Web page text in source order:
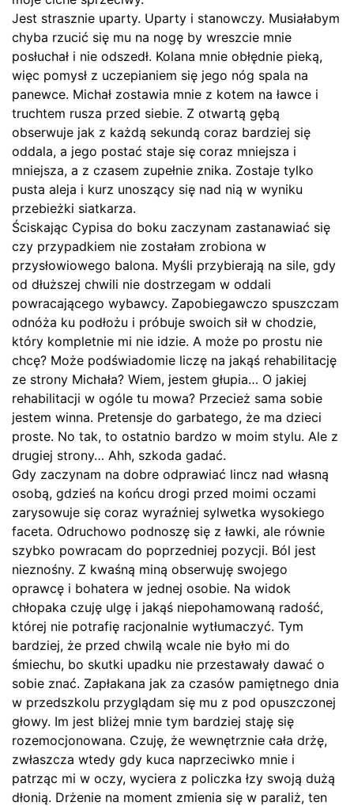
Jest strasznie uparty. Uparty i stanowczy. Musiałabym
chyba rzucić się mu na nogę by wreszcie mnie
posłuchał i nie odszedł. Kolana mnie obłędnie pieką,
więc pomysł z uczepianiem się jego nóg spala na
panewce. Michał zostawia mnie z kotem na ławce i
truchtem rusza przed siebie. Z otwartą gębą
obserwuje jak z każdą sekundą coraz bardziej się
oddala, a jego postać staje się coraz mniejsza i
mniejsza, a z czasem zupełnie znika. Zostaje tylko
pusta aleja i kurz unoszący się nad nią w wyniku
przebieżki siatkarza.
Ściskając Cypisa do boku zaczynam zastanawiać się
czy przypadkiem nie zostałam zrobiona w
przysłowiowego balona. Myśli przybierają na sile, gdy
od dłuższej chwili nie dostrzegam w oddali
powracającego wybawcy. Zapobiegawczo spuszczam
odnóża ku podłożu i próbuje swoich sił w chodzie,
który kompletnie mi nie idzie. A może po prostu nie
chcę? Może podświadomie liczę na jakąś rehabilitację
ze strony Michała? Wiem, jestem głupia… O jakiej
rehabilitacji w ogóle tu mowa? Przecież sama sobie
jestem winna. Pretensje do garbatego, że ma dzieci
proste. No tak, to ostatnio bardzo w moim stylu. Ale z
drugiej strony… Ahh, szkoda gadać.
Gdy zaczynam na dobre odprawiać lincz nad własną
osobą, gdzieś na końcu drogi przed moimi oczami
zarysowuje się coraz wyraźniej sylwetka wysokiego
faceta. Odruchowo podnoszę się z ławki, ale równie
szybko powracam do poprzedniej pozycji. Ból jest
nieznośny. Z kwaśną miną obserwuję swojego
oprawcę i bohatera w jednej osobie. Na widok
chłopaka czuję ulgę i jakąś niepohamowaną radość,
której nie potrafię racjonalnie wytłumaczyć. Tym
bardziej, że przed chwilą wcale nie było mi do
śmiechu, bo skutki upadku nie przestawały dawać o
sobie znać. Zapłakana jak za czasów pamiętnego dnia
w przedszkolu przyglądam się mu z pod opuszczonej
głowy. Im jest bliżej mnie tym bardziej staję się
rozemocjonowana. Czuję, że wewnętrznie cała drżę,
zwłaszcza wtedy gdy kuca naprzeciwko mnie i
patrząc mi w oczy, wyciera z policzka łzy swoją dużą
dłonią. Drżenie na moment zmienia się w paraliż, ten